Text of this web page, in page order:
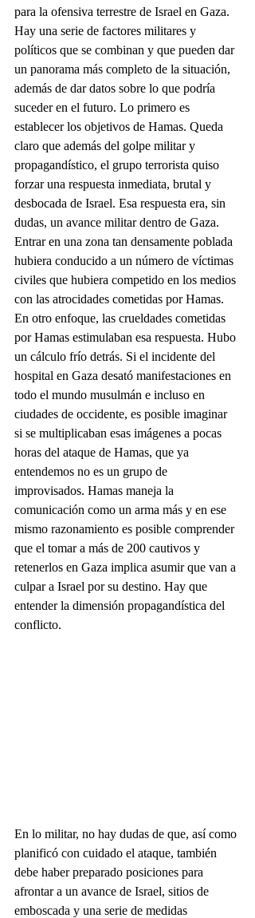
para la ofensiva terrestre de Israel en Gaza.
Hay una serie de factores militares y
políticos que se combinan y que pueden dar
un panorama más completo de la situación,
además de dar datos sobre lo que podría
suceder en el futuro. Lo primero es
establecer los objetivos de Hamas. Queda
claro que además del golpe militar y
propagandístico, el grupo terrorista quiso
forzar una respuesta inmediata, brutal y
desbocada de Israel. Esa respuesta era, sin
dudas, un avance militar dentro de Gaza.
Entrar en una zona tan densamente poblada
hubiera conducido a un número de víctimas
civiles que hubiera competido en los medios
con las atrocidades cometidas por Hamas.
En otro enfoque, las crueldades cometidas
por Hamas estimulaban esa respuesta. Hubo
un cálculo frío detrás. Si el incidente del
hospital en Gaza desató manifestaciones en
todo el mundo musulmán e incluso en
ciudades de occidente, es posible imaginar
si se multiplicaban esas imágenes a pocas
horas del ataque de Hamas, que ya
entendemos no es un grupo de
improvisados. Hamas maneja la
comunicación como un arma más y en ese
mismo razonamiento es posible comprender
que el tomar a más de 200 cautivos y
retenerlos en Gaza implica asumir que van a
culpar a Israel por su destino. Hay que
entender la dimensión propagandística del
conflicto.
En lo militar, no hay dudas de que, así como
planificó con cuidado el ataque, también
debe haber preparado posiciones para
afrontar a un avance de Israel, sitios de
emboscada y una serie de medidas